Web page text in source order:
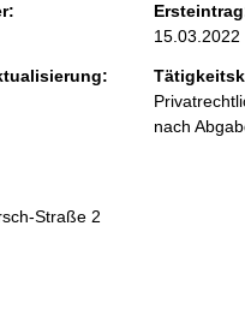
15.03.2022
nach
Straße 2